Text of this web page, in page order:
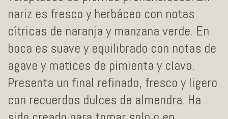
nariz es fresco y herbáceo con notas
cítricas de naranja y manzana verde. En
boca es suave y equilibrado con notas de
agave y matices de pimienta y clavo.
Presenta un final refinado, fresco y ligero
con recuerdos dulces de almendra. Ha